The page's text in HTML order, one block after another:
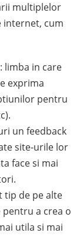
multiplelor
internet, cum
limba in care
exprima
pentru
un feedback
site-urile lor
face si mai
tip de pe alte
a crea o
utila si mai